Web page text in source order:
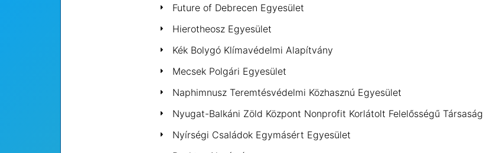
Future of Debrecen Egyesület
Hierotheosz Egyesület
Kék Bolygó Klímavédelmi Alapítvány
Mecsek Polgári Egyesület
Naphimnusz Teremtésvédelmi Közhasznú Egyesület
Nyugat-Balkáni Zöld Központ Nonprofit Korlátolt Felelősségű Társaság
Nyírségi Családok Egymásért Egyesület